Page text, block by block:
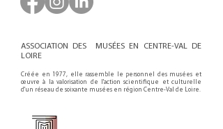
ASSOCIATION DES MUSÉES EN CENTRE-VAL DE
LOIRE
Créée en 1977, elle rassemble le personnel des musées et
œuvre à la valorisation de l'action scientifique et culturelle
d'un réseau de soixante musées en région Centre-Val de Loire.